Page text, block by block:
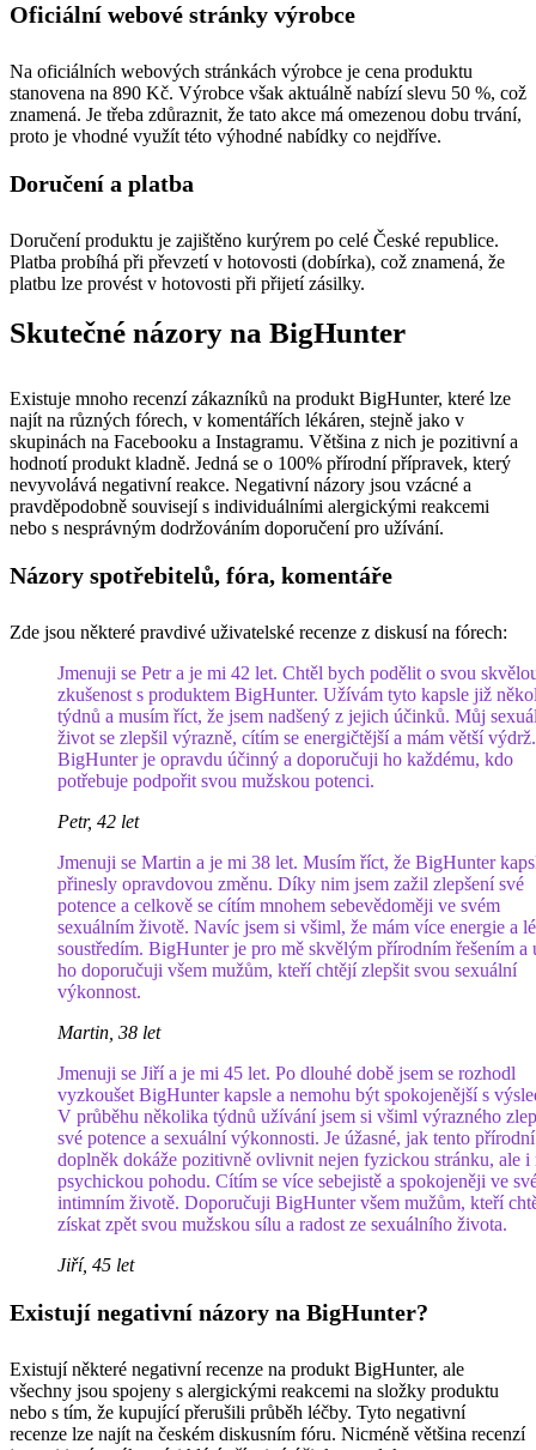
Oficiální webové stránky výrobce
Na oficiálních webových stránkách výrobce je cena produktu
stanovena na 890 Kč. Výrobce však aktuálně nabízí slevu 50 %, což
znamená. Je třeba zdůraznit, že tato akce má omezenou dobu trvání,
proto je vhodné využít této výhodné nabídky co nejdříve.
Doručení a platba
Doručení produktu je zajištěno kurýrem po celé České republice.
Platba probíhá při převzetí v hotovosti (dobírka), což znamená, že
platbu lze provést v hotovosti při přijetí zásilky.
Skutečné názory na BigHunter
Existuje mnoho recenzí zákazníků na produkt BigHunter, které lze
najít na různých fórech, v komentářích lékáren, stejně jako v
skupinách na Facebooku a Instagramu. Většina z nich je pozitivní a
hodnotí produkt kladně. Jedná se o 100% přírodní přípravek, který
nevyvolává negativní reakce. Negativní názory jsou vzácné a
pravděpodobně souvisejí s individuálními alergickými reakcemi
nebo s nesprávným dodržováním doporučení pro užívání.
Názory spotřebitelů, fóra, komentáře
Zde jsou některé pravdivé uživatelské recenze z diskusí na fórech:
Jmenuji se Petr a je mi 42 let. Chtěl bych podělit o svou
zkušenost s produktem BigHunter. Užívám tyto kapsle již
týdnů a musím říct, že jsem nadšený z jejich účinků. Můj
život se zlepšil výrazně, cítím se energičtější a mám větší výdrž.
BigHunter je opravdu účinný a doporučuji ho každému, kdo
potřebuje podpořit svou mužskou potenci.
Petr, 42 let
Jmenuji se Martin a je mi 38 let. Musím říct, že BigHunter
přinesly opravdovou změnu. Díky nim jsem zažil zlepšení své
potence a celkově se cítím mnohem sebevědoměji ve svém
sexuálním životě. Navíc jsem si všiml, že mám více energie a
soustředím. BigHunter je pro mě skvělým přírodním řešením a
ho doporučuji všem mužům, kteří chtějí zlepšit svou sexuální
výkonnost.
Martin, 38 let
Jmenuji se Jiří a je mi 45 let. Po dlouhé době jsem se rozhodl
vyzkoušet BigHunter kapsle a nemohu být spokojenější s
V průběhu několika týdnů užívání jsem si všiml výrazného
své potence a sexuální výkonnosti. Je úžasné, jak tento přírodní
doplněk dokáže pozitivně ovlivnit nejen fyzickou stránku, ale i
psychickou pohodu. Cítím se více sebejistě a spokojeněji ve
intimním životě. Doporučuji BigHunter všem mužům, kteří
získat zpět svou mužskou sílu a radost ze sexuálního života.
Jiří, 45 let
Existují negativní názory na BigHunter?
Existují některé negativní recenze na produkt BigHunter, ale
všechny jsou spojeny s alergickými reakcemi na složky produktu
nebo s tím, že kupující přerušili průběh léčby. Tyto negativní
recenze lze najít na českém diskusním fóru. Nicméně většina recenzí